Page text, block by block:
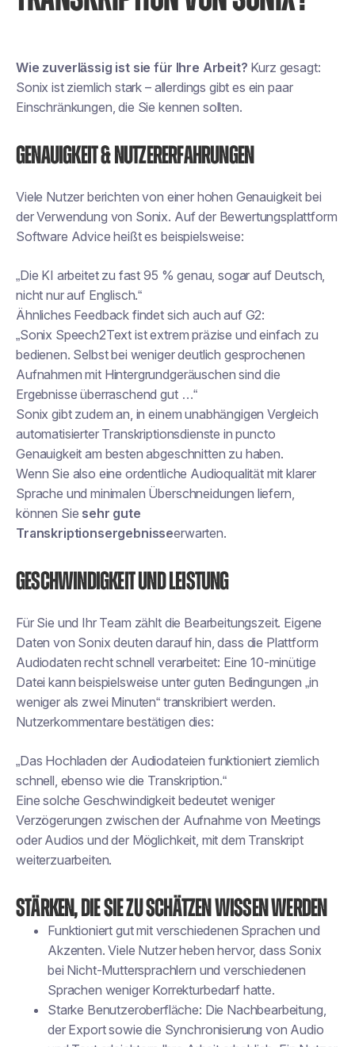
Wie zuverlässig ist sie für Ihre Arbeit? Kurz gesagt:
Sonix ist ziemlich stark – allerdings gibt es ein paar
Einschränkungen, die Sie kennen sollten.
Genauigkeit & Nutzererfahrungen
Viele Nutzer berichten von einer hohen Genauigkeit bei
der Verwendung von Sonix. Auf der Bewertungsplattform
Software Advice heißt es beispielsweise:
„Die KI arbeitet zu fast 95 % genau, sogar auf Deutsch,
nicht nur auf Englisch.“
Ähnliches Feedback findet sich auch auf G2:
„Sonix Speech2Text ist extrem präzise und einfach zu
bedienen. Selbst bei weniger deutlich gesprochenen
Aufnahmen mit Hintergrundgeräuschen sind die
Ergebnisse überraschend gut …“
Sonix gibt zudem an, in einem unabhängigen Vergleich
automatisierter Transkriptionsdienste in puncto
Genauigkeit am besten abgeschnitten zu haben.
Wenn Sie also eine ordentliche Audioqualität mit klarer
Sprache und minimalen Überschneidungen liefern,
können Sie sehr gute
Transkriptionsergebnisseerwarten.
Geschwindigkeit und Leistung
Für Sie und Ihr Team zählt die Bearbeitungszeit. Eigene
Daten von Sonix deuten darauf hin, dass die Plattform
Audiodaten recht schnell verarbeitet: Eine 10-minütige
Datei kann beispielsweise unter guten Bedingungen „in
weniger als zwei Minuten“ transkribiert werden.
Nutzerkommentare bestätigen dies:
„Das Hochladen der Audiodateien funktioniert ziemlich
schnell, ebenso wie die Transkription.“
Eine solche Geschwindigkeit bedeutet weniger
Verzögerungen zwischen der Aufnahme von Meetings
oder Audios und der Möglichkeit, mit dem Transkript
weiterzuarbeiten.
Stärken, die Sie zu schätzen wissen werden
Funktioniert gut mit verschiedenen Sprachen und
Akzenten. Viele Nutzer heben hervor, dass Sonix
bei Nicht-Muttersprachlern und verschiedenen
Sprachen weniger Korrekturbedarf hatte.
Starke Benutzeroberfläche: Die Nachbearbeitung,
der Export sowie die Synchronisierung von Audio